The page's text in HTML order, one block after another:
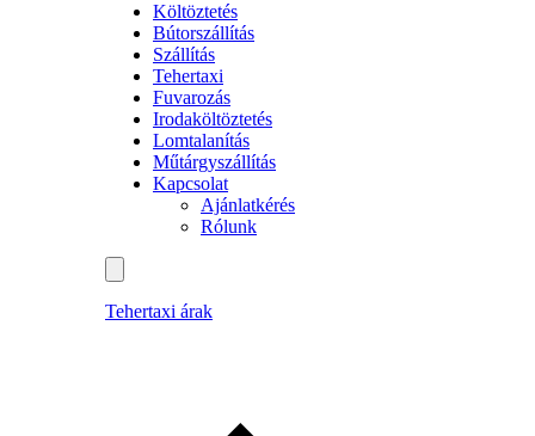
Költöztetés
Bútorszállítás
Szállítás
Tehertaxi
Fuvarozás
Irodaköltöztetés
Lomtalanítás
Műtárgyszállítás
Kapcsolat
Ajánlatkérés
Rólunk
Tehertaxi árak